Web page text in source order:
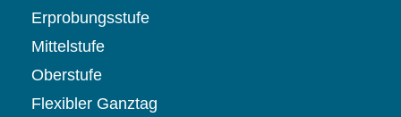
Erprobungsstufe
Mittelstufe
Oberstufe
Flexibler Ganztag